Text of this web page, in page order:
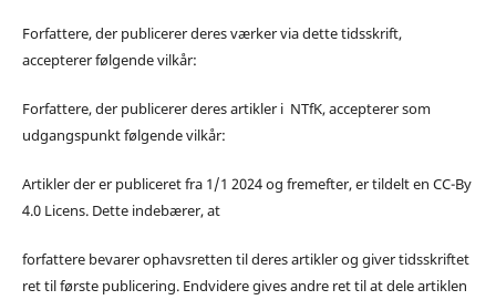
Forfattere, der publicerer deres værker via dette tidsskrift,
accepterer følgende vilkår:
Forfattere, der publicerer deres artikler i NTfK, accepterer som
udgangspunkt følgende vilkår:
Artikler der er publiceret fra 1/1 2024 og fremefter, er tildelt en CC-By
4.0 Licens. Dette indebærer, at
forfattere bevarer ophavsretten til deres artikler og giver tidsskriftet
ret til første publicering. Endvidere gives andre ret til at dele artiklen